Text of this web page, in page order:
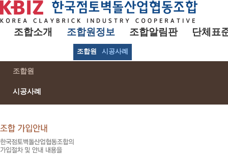
조합소개 조합원정보
조합원 시공사례
조합알림판 단체표
조합원
시공사례